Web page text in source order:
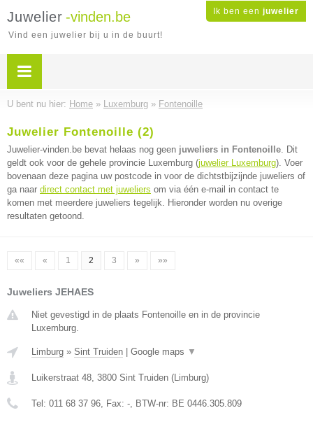
Ik ben een juwelier
Juwelier -vinden.be
Vind een juwelier bij u in de buurt!
U bent nu hier: Home » Luxemburg » Fontenoille
Juwelier Fontenoille (2)
Juwelier-vinden.be bevat helaas nog geen juweliers in Fontenoille. Dit
geldt ook voor de gehele provincie Luxemburg (juwelier Luxemburg). Voer
bovenaan deze pagina uw postcode in voor de dichtstbijzijnde juweliers of
ga naar direct contact met juweliers om via één e-mail in contact te
komen met meerdere juweliers tegelijk. Hieronder worden nu overige
resultaten getoond.
«« « 1 2 3 » »»
Juweliers JEHAES
Niet gevestigd in de plaats Fontenoille en in de provincie
Luxemburg.
Limburg » Sint Truiden Google maps ▼
Luikerstraat 48, 3800 Sint Truiden (Limburg)
Tel: 011 68 37 96, Fax: -, BTW-nr: BE 0446.305.809